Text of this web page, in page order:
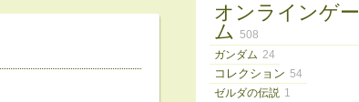
オンラインゲー
ム 508
ガンダム 24
コレクション 54
ゼルダの伝説 1